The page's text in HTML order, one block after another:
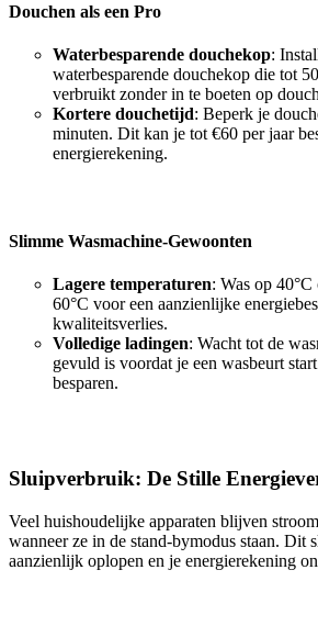
Douchen als een Pro
Waterbesparende douchekop:
waterbesparende douchekop die tot
verbruikt zonder in te boeten op
Kortere douchetijd: Beperk je
minuten. Dit kan je tot €60 per jaar
energierekening.
Slimme Wasmachine-Gewoonten
Lagere temperaturen: Was op
60°C voor een aanzienlijke
kwaliteitsverlies.
Volledige ladingen: Wacht tot de
gevuld is voordat je een wasbeurt
besparen.
Sluipverbruik: De Stille
Veel huishoudelijke apparaten blijven
wanneer ze in de stand-bymodus staan. Dit
aanzienlijk oplopen en je energierekening